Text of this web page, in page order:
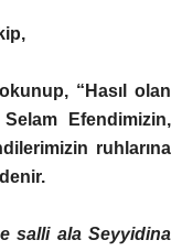
“Hasıl olan
Efendimizin,
ruhlarına
salli ala Seyyidina